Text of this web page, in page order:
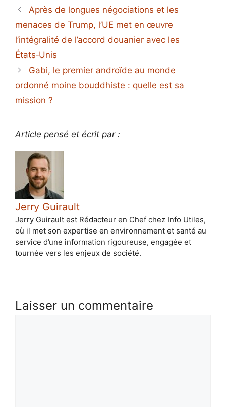
Après de longues négociations et les
menaces de Trump, l’UE met en œuvre
l’intégralité de l’accord douanier avec les
États‑Unis
Gabi, le premier androïde au monde
ordonné moine bouddhiste : quelle est sa
mission ?
Article pensé et écrit par :
Jerry Guirault
Jerry Guirault est Rédacteur en Chef chez Info Utiles,
où il met son expertise en environnement et santé au
service d’une information rigoureuse, engagée et
tournée vers les enjeux de société.
Laisser un commentaire